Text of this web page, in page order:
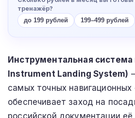
тренажёр?
до 199 рублей
199–499 рублей
Инструментальная система
Instrument Landing System)
самых точных
обеспечивает заход на
российской документации